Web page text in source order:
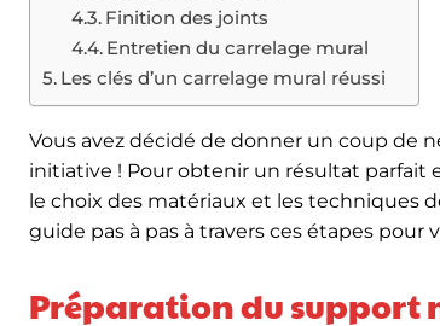
Finition des joints
Entretien du carrelage mural
Les clés d’un carrelage mural réussi
Vous avez décidé de donner un coup de
initiative ! Pour obtenir un résultat parfait
le choix des matériaux et les techniques
guide pas à pas à travers ces étapes pour
Préparation du support